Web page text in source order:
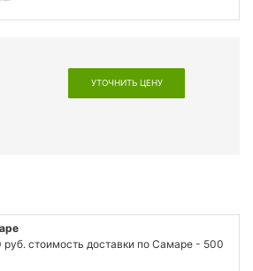
УТОЧНИТЬ ЦЕНУ
руб. стоимость доставки по Самаре - 500